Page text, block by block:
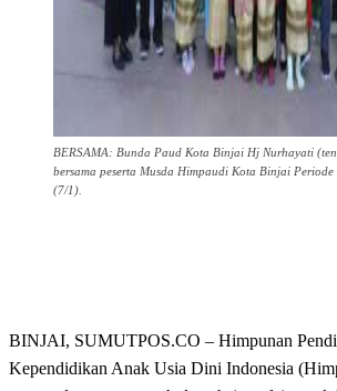
BERSAMA: Bunda Paud Kota Binjai Hj Nurhayati
bersama peserta Musda Himpaudi Kota Binjai
(7/1).
BINJAI, SUMUTPOS.CO – Himpunan
Kependidikan Anak Usia Dini Indonesia